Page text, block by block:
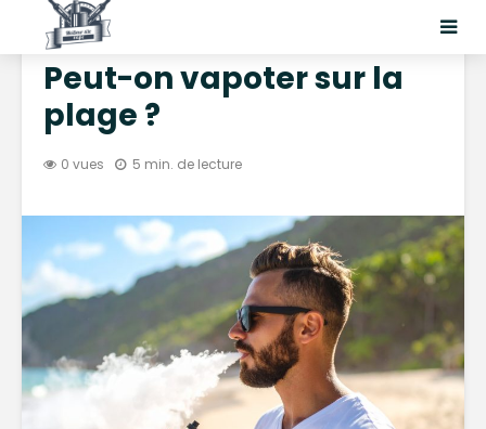
BLOGS CIGARETTES ÉLECTRONIQUES
Peut-on vapoter sur la
plage ?
0 vues 5 min. de lecture